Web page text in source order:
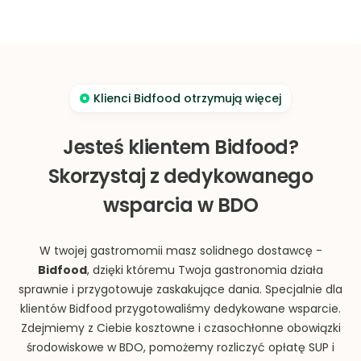
Klienci Bidfood otrzymują więcej
Jesteś klientem Bidfood?
Skorzystaj z dedykowanego
wsparcia w BDO
W twojej gastromomii masz solidnego dostawcę -
Bidfood, dzięki któremu Twoja gastronomia działa
sprawnie i przygotowuje zaskakujące dania. Specjalnie dla
klientów Bidfood przygotowaliśmy dedykowane wsparcie.
Zdejmiemy z Ciebie kosztowne i czasochłonne obowiązki
środowiskowe w BDO, pomożemy rozliczyć opłatę SUP i